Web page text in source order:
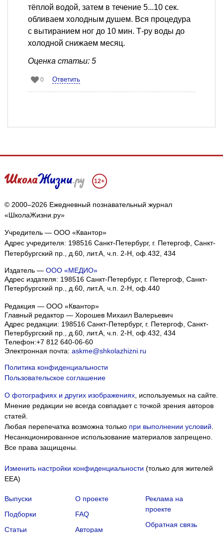
тёплой водой, затем в течение 5...10 сек.
обливаем холодным душем. Вся процедура
с вытиранием ног до 10 мин. Т-ру воды до
холодной снижаем месяц.
Оценка статьи: 5
0 Ответить
12+
© 2000–2026 Ежедневный познавательный журнал
«ШколаЖизни.ру»
Учредитель — ООО «Квантор»
Адрес учредителя: 198516 Санкт-Петербург, г. Петергоф, Санкт-
Петербургский пр., д.60, лит.А, ч.п. 2-Н, оф.432, 434
Издатель — ООО «МЕДИО»
Адрес издателя: 198516 Санкт-Петербург, г. Петергоф, Санкт-
Петербургский пр., д.60, лит.А, ч.п. 2-Н, оф.440
Редакция — ООО «Квантор»
Главный редактор — Хорошев Михаил Валерьевич
Адрес редакции: 198516 Санкт-Петербург, г. Петергоф Санкт-
Петербургский пр., д.60, лит.А, ч.п. 2-Н, оф.432, 434
Телефон:+7 812 640-06-60
Электронная почта: askme@shkolazhizni.ru
Политика конфиденциальности
Пользовательское соглашение
О фотографиях и других изображениях, используемых на сайте.
Мнение редакции не всегда совпадает с точкой зрения авторов
статей.
Любая перепечатка возможна только при выполнении условий
Несанкционированное использование материалов запрещено.
Все права защищены.
Изменить настройки конфиденциальности (только для жителей
EEA)
Выпуски
Подборки
Статьи
О проекте
FAQ
Авторам
Реклама на
проекте
Обратная связь